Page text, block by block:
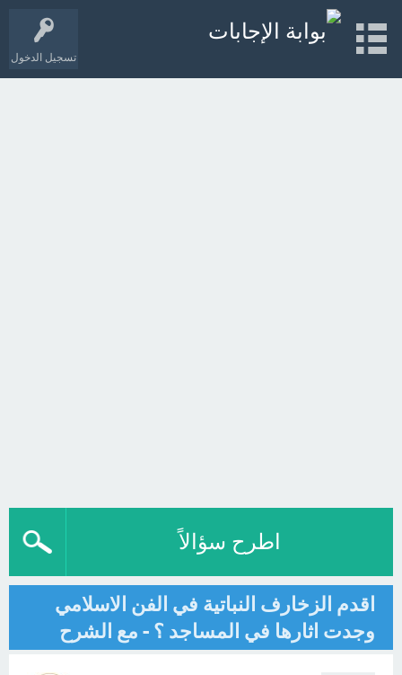
تسجيل الدخول
اطرح سؤالاً
اقدم الزخارف النباتية في الفن الاسلامي
وجدت اثارها في المساجد ؟ - مع الشرح